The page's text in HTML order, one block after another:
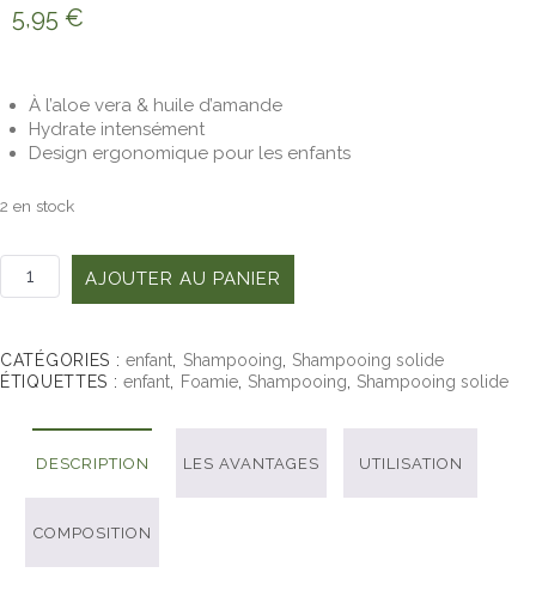
5,95 €
À l’aloe vera & huile d’amande
Hydrate intensément
Design ergonomique pour les enfants
2 en stock
quantité
AJOUTER AU PANIER
CATÉGORIES :enfant Shampooing
Shampooing solide
ÉTIQUETTES :enfant Foamie, Shampooing Shampooing solide
DESCRIPTION LES AVANTAGES UTILISATION
COMPOSITION